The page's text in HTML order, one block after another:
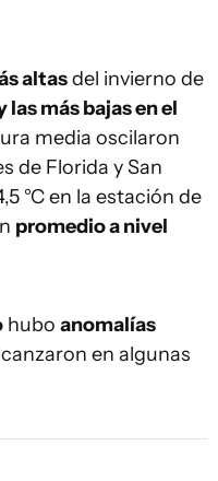
altasdel invierno de
las más bajas en el
media oscilaron
de Florida y San
°C en la estación de
promedio a nivel
hubo anomalías
en algunas